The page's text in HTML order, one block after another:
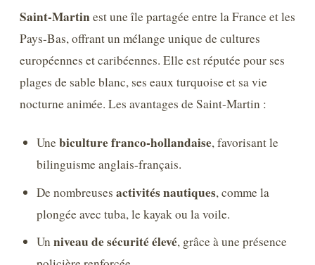
Saint-Martinest une île partagée entre la France et les
Pays-Bas, offrant un mélange unique de cultures
européennes et caribéennes. Elle est réputée pour ses
plages de sable blanc, ses eaux turquoise et sa vie
nocturne animée. Les avantages de Saint-Martin :
Unebiculture franco-hollandaise, favorisant le
bilinguisme anglais-français.
De nombreusesactivités nautiques, comme la
plongée avec tuba, le kayak ou la voile.
Unniveau de sécurité élevé, grâce à une présence